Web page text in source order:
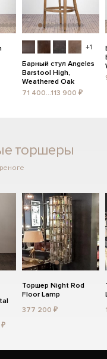
+1
Барный стул Angeles
Barstool High,
Weathered Oak
71 400...113 900 ₽
торшеры
Торшер Night Rod
Floor Lamp
377 200 ₽